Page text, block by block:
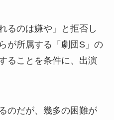
るのは嫌や」と拒否し
が所属する「劇団S」の
ることを条件に、出演
のだが、幾多の困難が